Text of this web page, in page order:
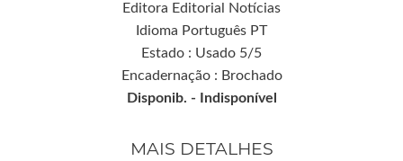
Editora Editorial Notícias
Idioma Português PT
Estado : Usado 5/5
Encadernação : Brochado
Disponib. -
Indisponível
MAIS DETALHES